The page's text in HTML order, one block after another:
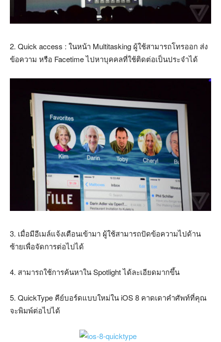
2. Quick access : ในหน้า Multitasking ผู้ใช้สามารถโทรออก ส่ง
ข้อความ หรือ Facetime ไปหาบุคคลที่ใช้ติดต่อเป็นประจำได้
3. เมื่อมีอีเมล์แจ้งเตือนเข้ามา ผู้ใช้สามารถปัดข้อความไปด้าน
ซ้ายเพื่อจัดการต่อไปได้
4. สามารถใช้การค้นหาใน Spotlight ได้ละเอียดมากขึ้น
5. QuickType คีย์บอร์ดแบบใหม่ใน iOS 8 คาดเดาคำศัพท์ที่คุณ
จะพิมพ์ต่อไปได้